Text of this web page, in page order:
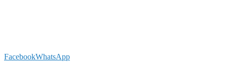
FacebookWhatsApp